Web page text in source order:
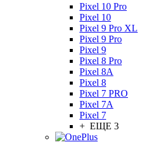
Pixel 10 Pro
Pixel 10
Pixel 9 Pro XL
Pixel 9 Pro
Pixel 9
Pixel 8 Pro
Pixel 8A
Pixel 8
Pixel 7 PRO
Pixel 7A
Pixel 7
+ ЕЩЕ 3